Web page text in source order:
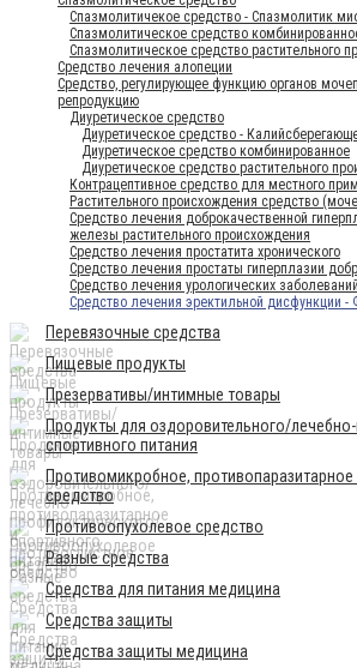
Спазмолитичекое средство - Спазмолитик
Спазмолитическое средство
Спазмолитическое средство растительного
Средство лечения алопеции
Средство, регулирующее функцию органов
репродукцию
Диуретическое средство
Диуретическое средство -
Диуретическое средство комбинированное
Диуретическое средство растительного
Контрацептивное средство для местного
Растительного происхождения средство
Средство лечения доброкачественной
железы растительного происхождения
Средство лечения простатита хронического
Средство лечения простаты гиперплазии
Средство лечения урологических заболеваний
Средство лечения эректильной дисфункции -
Перевязочные средства
Пищевые продукты
Презервативы/интимные товары
Продукты для оздоровительного/
спортивного питания
Противомикробное, противопаразитарное
средство
Противоопухолевое средство
Разные средства
Средства для питания медицина
Средства защиты
Средства защиты медицина